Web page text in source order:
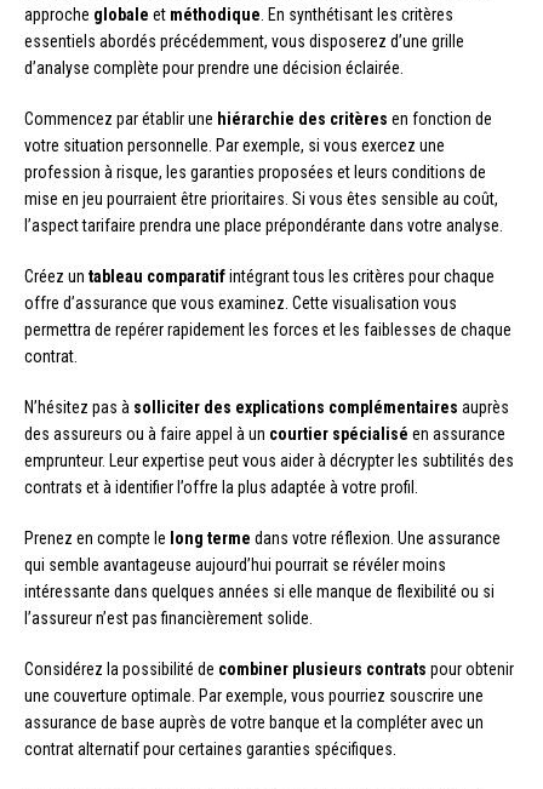
approche globale et méthodique. En synthétisant les critères
essentiels abordés précédemment, vous disposerez d’une grille
d’analyse complète pour prendre une décision éclairée.
Commencez par établir une hiérarchie des critères en fonction de
votre situation personnelle. Par exemple, si vous exercez une
profession à risque, les garanties proposées et leurs conditions de
mise en jeu pourraient être prioritaires. Si vous êtes sensible au coût,
l’aspect tarifaire prendra une place prépondérante dans votre analyse.
Créez un tableau comparatifintégrant tous les critères pour chaque
offre d’assurance que vous examinez. Cette visualisation vous
permettra de repérer rapidement les forces et les faiblesses de chaque
contrat.
N’hésitez pas à solliciter des explications complémentaires auprès
des assureurs ou à faire appel à un courtier spécialisé en assurance
emprunteur. Leur expertise peut vous aider à décrypter les subtilités des
contrats et à identifier l’offre la plus adaptée à votre profil.
Prenez en compte le long terme dans votre réflexion. Une assurance
qui semble avantageuse aujourd’hui pourrait se révéler moins
intéressante dans quelques années si elle manque de flexibilité ou si
l’assureur n’est pas financièrement solide.
Considérez la possibilité de combiner plusieurs contrats pour obtenir
une couverture optimale. Par exemple, vous pourriez souscrire une
assurance de base auprès de votre banque et la compléter avec un
contrat alternatif pour certaines garanties spécifiques.